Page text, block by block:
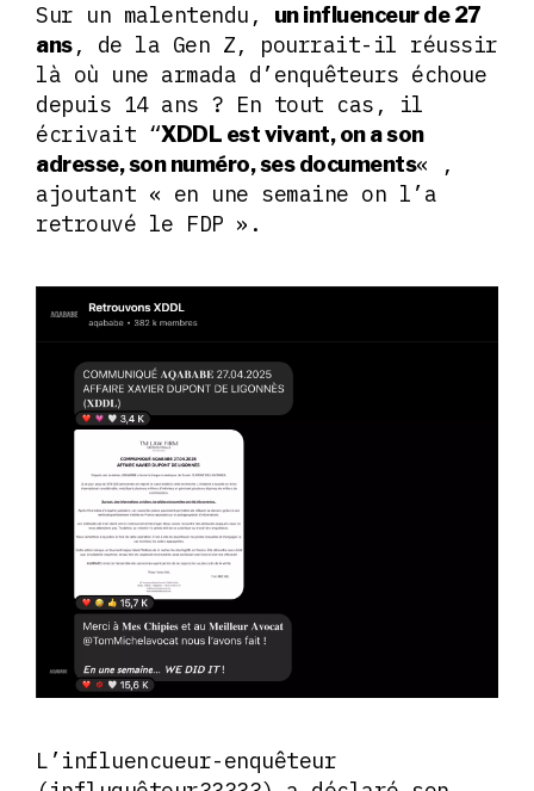
Sur un malentendu,
un influenceur de 27
ans, de la Gen Z, pourrait-il réussir
là où une armada d’enquêteurs échoue
depuis 14 ans ? En tout cas, il
écrivait “XDDL est vivant, on a son
adresse, son numéro, ses documents« ,
ajoutant « en une semaine on l’a
retrouvé le FDP ».
L’influencueur-enquêteur